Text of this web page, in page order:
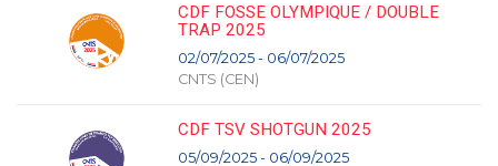
CDF FOSSE OLYMPIQUE / DOUBLE
TRAP 2025
02/07/2025 - 06/07/2025
CNTS (CEN)
CDF TSV SHOTGUN 2025
05/09/2025 - 06/09/2025